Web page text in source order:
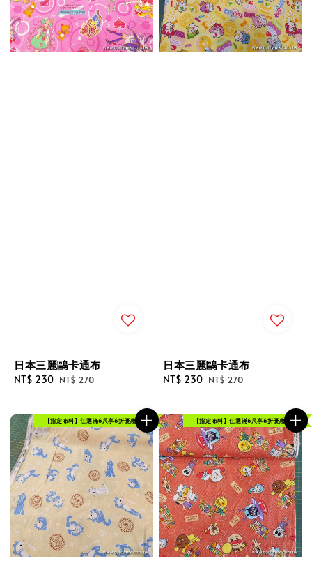
日本三麗鷗卡通布
Sale
NT$ 230 Regular
NT$ 270
日本三麗鷗卡通布
Sale
NT$ 230 Regular
NT$ 270
【指定布料】任選滿6尺享6折優惠！ 【指定布料】任選滿6尺享6折優惠！